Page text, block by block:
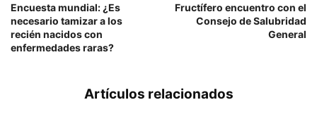
Encuesta mundial: ¿Es
necesario tamizar a los
recién nacidos con
enfermedades raras?
Fructífero encuentro con el
Consejo de Salubridad
General
Artículos relacionados